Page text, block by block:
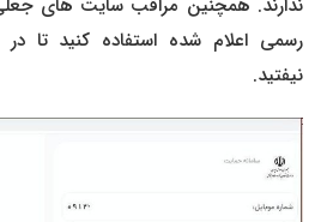
ندارند. همچنین مراقب سایت های جعلی
رسمی اعلام شده استفاده کنید تا در دام
نیفتید.